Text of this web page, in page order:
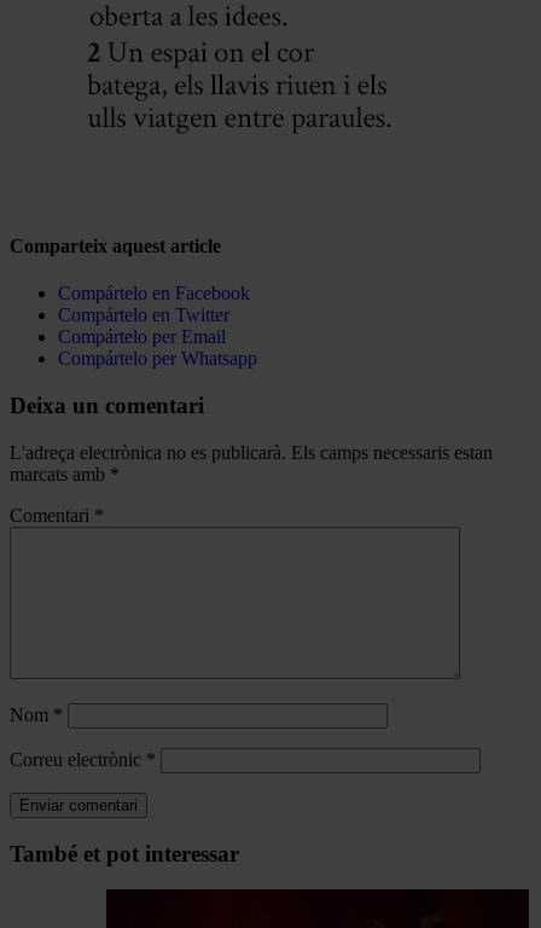
Comparteix aquest article
Compártelo en Facebook
Compártelo en Twitter
Compártelo per Email
Compártelo per Whatsapp
Deixa un comentari
L'adreça electrònica no es publicarà. Els camps necessaris estan
marcats amb *
Comentari *
Nom *
Correu electrònic *
Navegar
També et pot interessar